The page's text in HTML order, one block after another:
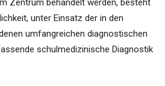
Zentrum behandelt werden, besteht
unter Einsatz der in den
umfangreichen diagnostischen
schulmedizinische Diagnostik